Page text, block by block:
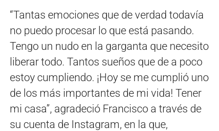
“Tantas emociones que de verdad todavía
no puedo procesar lo que está pasando.
Tengo un nudo en la garganta que necesito
liberar todo. Tantos sueños que de a poco
estoy cumpliendo. ¡Hoy se me cumplió uno
de los más importantes de mi vida! Tener
mi casa”, agradeció Francisco a través de
su cuenta de Instagram, en la que,